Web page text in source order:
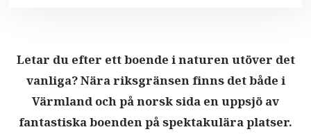
Letar du efter ett boende i naturen utöver det
vanliga? Nära riksgränsen finns det både i
Värmland och på norsk sida en uppsjö av
fantastiska boenden på spektakulära platser.